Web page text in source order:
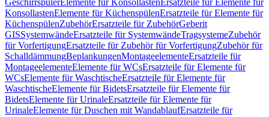
GeschirrspülerElemente für KonsollastenErsatzteile für Elemente für
KonsollastenElemente für KüchenspülenErsatzteile für Elemente für
KüchenspülenZubehörErsatzteile für ZubehörGeberit
GISSystemwändeErsatzteile für SystemwändeTragsystemeZubehör
für VorfertigungErsatzteile für Zubehör für VorfertigungZubehör für
SchalldämmungBeplankungenMontageelementeErsatzteile für
MontageelementeElemente für WCsErsatzteile für Elemente für
WCsElemente für WaschtischeErsatzteile für Elemente für
WaschtischeElemente für BidetsErsatzteile für Elemente für
BidetsElemente für UrinaleErsatzteile für Elemente für
UrinaleElemente für Duschen mit WandablaufErsatzteile für